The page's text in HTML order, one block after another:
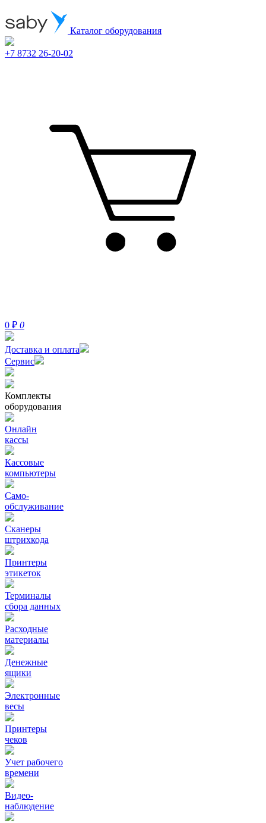
Каталог оборудования
+7 8732 26-20-02
0 ₽ 0
Доставка и оплата
Сервис
Комплекты
оборудования
Онлайн
кассы
Кассовые
компьютеры
Само-
обслуживание
Сканеры
штрихкода
Принтеры
этикеток
Терминалы
сбора данных
Расходные
материалы
Денежные
ящики
Электронные
весы
Принтеры
чеков
Учет рабочего
времени
Видео‑
наблюдение